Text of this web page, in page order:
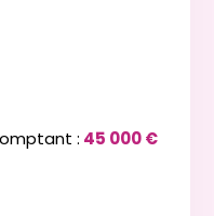
: 45 000 €